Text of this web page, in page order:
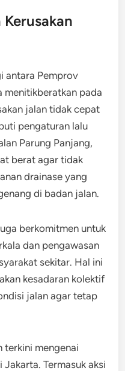
antara Pemprov
menitikberatkan pada
jalan tidak cepat
pengaturan lalu
Parung Panjang,
berat agar tidak
drainase yang
di badan jalan.
berkomitmen untuk
dan pengawasan
sekitar. Hal ini
kesadaran kolektif
jalan agar tetap
terkini mengenai
Termasuk aksi